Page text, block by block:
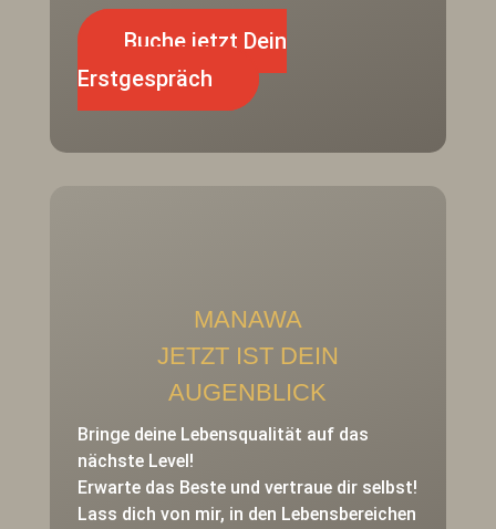
Buche jetzt Dein
Erstgespräch
MANAWA
JETZT IST DEIN
AUGENBLICK
Bringe deine Lebensqualität auf das
nächste Level!
Erwarte das Beste und vertraue dir selbst!
Lass dich von mir, in den Lebensbereichen